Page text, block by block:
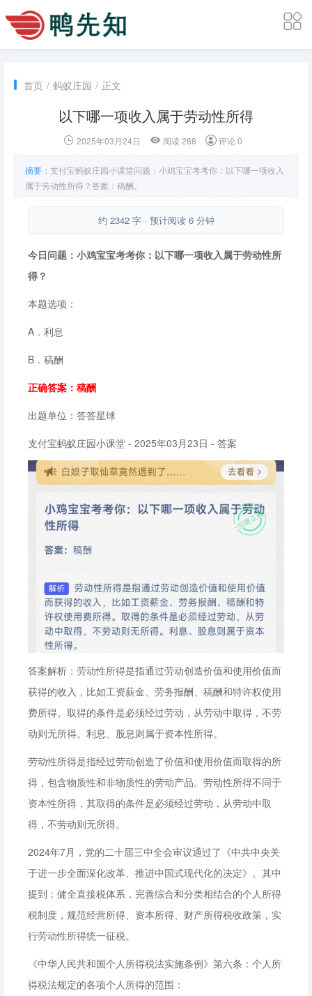
首页 / 蚂蚁庄园 / 正文
以下哪一项收入属于劳动性所得
2025年03月24日 阅读 288 评论 0
摘要： 支付宝蚂蚁庄园小课堂问题：小鸡宝宝考考你：以下哪一项收入
属于劳动性所得？答案：稿酬。
约 2342 字 · 预计阅读 6 分钟
今日问题：小鸡宝宝考考你：以下哪一项收入属于劳动性所
得？
本题选项：
A．利息
B．稿酬
正确答案：稿酬
出题单位：答答星球
支付宝蚂蚁庄园小课堂 - 2025年03月23日 - 答案
答案解析：劳动性所得是指通过劳动创造价值和使用价值而
获得的收入，比如工资薪金、劳务报酬、稿酬和特许权使用
费所得。取得的条件是必须经过劳动，从劳动中取得，不劳
动则无所得。利息、股息则属于资本性所得。
劳动性所得是指经过劳动创造了价值和使用价值而取得的所
得，包含物质性和非物质性的劳动产品。劳动性所得不同于
资本性所得，其取得的条件是必须经过劳动，从劳动中取
得，不劳动则无所得。
2024年7月，党的二十届三中全会审议通过了《中共中央关
于进一步全面深化改革、推进中国式现代化的决定》。其中
提到：健全直接税体系，完善综合和分类相结合的个人所得
税制度，规范经营所得、资本所得、财产所得税收政策，实
行劳动性所得统一征税。
《中华人民共和国个人所得税法实施条例》第六条：个人所
得税法规定的各项个人所得的范围：